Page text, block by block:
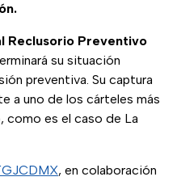
Reclusorio Preventivo
su situación
preventiva. Su captura
a uno de los cárteles más
como es el caso de La
, en colaboración